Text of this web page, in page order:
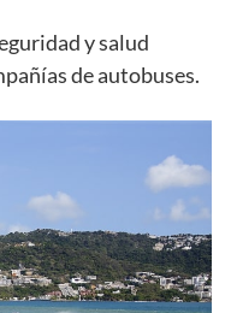
y salud
de autobuses.